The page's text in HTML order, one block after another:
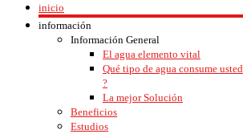
inicio
información
Información General
El agua elemento vital
Qué tipo de agua consume usted
?
La mejor Solución
Beneficios
Estudios